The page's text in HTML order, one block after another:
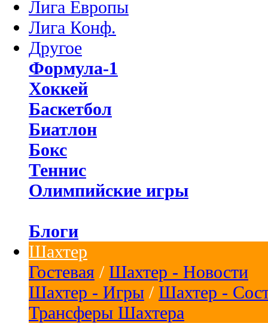
Лига Европы
Лига Конф.
Другое
Формула-1
Хоккей
Баскетбол
Биатлон
Бокс
Теннис
Олимпийские игры
Блоги
Шахтер
Гостевая / Шахтер - Новости
Шахтер - Игры / Шахтер -
Трансферы Шахтера